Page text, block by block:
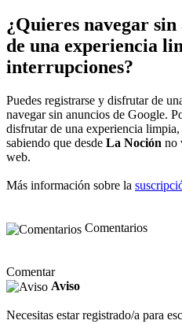
¿Quieres navegar
de una experiencia
interrupciones?
Puedes registrarse y disfrutar de
navegar sin anuncios de Google.
disfrutar de una experiencia
sabiendo que desde La Noción no
web.
Más información sobre la
Comentarios
Comentar
Aviso
Necesitas estar registrado/a para